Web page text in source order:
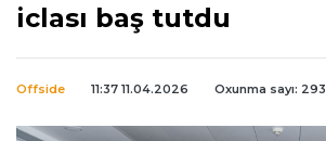
iclası baş tutdu
Offside 11:37 11.04.2026 Oxunma sayı: 293